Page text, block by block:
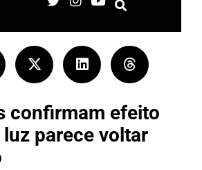
confirmam efeito
luz parece voltar